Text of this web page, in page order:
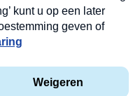
op onze
in uw